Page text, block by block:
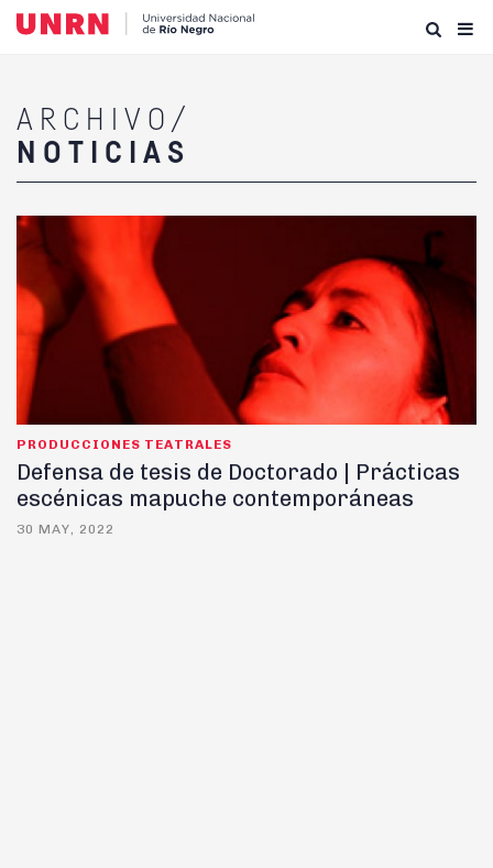
ARCHIVO/
NOTICIAS
PRODUCCIONES TEATRALES
Defensa de tesis de Doctorado | Prácticas
escénicas mapuche contemporáneas
30 MAY, 2022